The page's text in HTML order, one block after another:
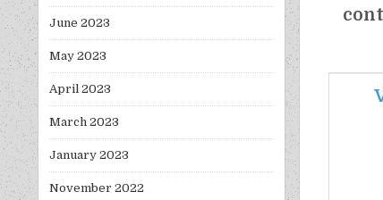
June 2023
May 2023
April 2023
March 2023
January 2023
November 2022